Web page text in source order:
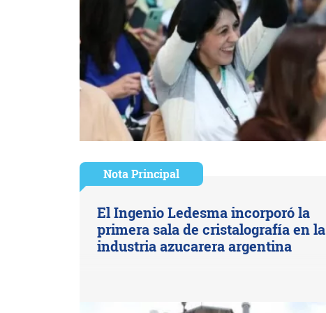
Nota Principal
El Ingenio Ledesma incorporó la
primera sala de cristalografía en la
industria azucarera argentina